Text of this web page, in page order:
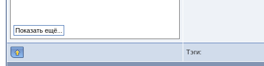
Тэги: